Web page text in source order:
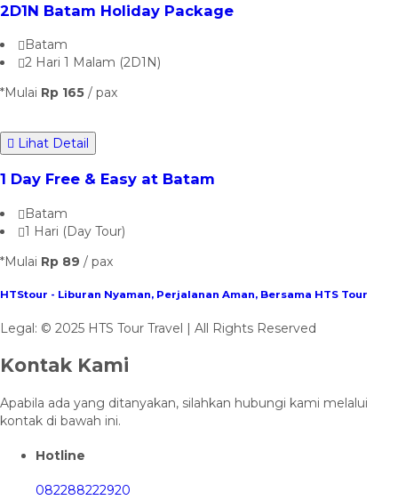
2D1N Batam Holiday Package
Batam
2 Hari 1 Malam (2D1N)
*Mulai Rp 165 / pax
Lihat Detail
1 Day Free & Easy at Batam
Batam
1 Hari (Day Tour)
*Mulai Rp 89 / pax
HTStour - Liburan Nyaman, Perjalanan Aman, Bersama HTS Tour
Legal: © 2025 HTS Tour Travel | All Rights Reserved
Kontak Kami
Apabila ada yang ditanyakan, silahkan hubungi kami melalui
kontak di bawah ini.
Hotline
082288222920